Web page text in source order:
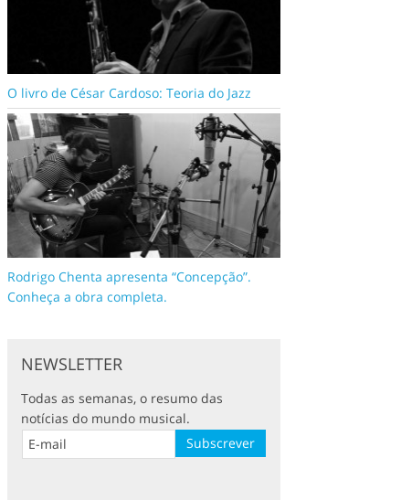
O livro de César Cardoso: Teoria do Jazz
Rodrigo Chenta apresenta “Concepção”.
Conheça a obra completa.
NEWSLETTER
Todas as semanas, o resumo das
notícias do mundo musical.